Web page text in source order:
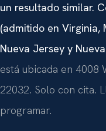
un resultado similar.
(admitido en Virginia,
Nueva Jersey y
está ubicada en 4008
22032. Solo con cita.
programar.